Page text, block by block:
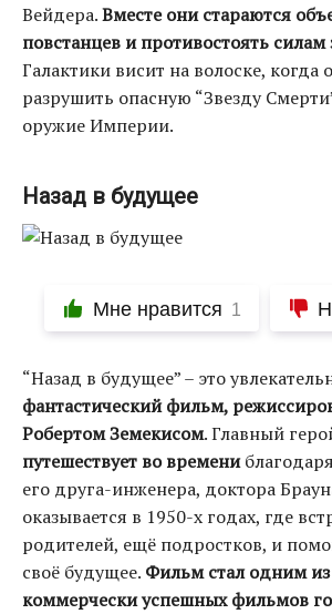
Вейдера.Вместе они стараются
повстанцев и противостоять силам
Галактики висит на волоске, когда
разрушить опасную “Звезду
оружие Империи.
Назад в будущее
Мне нравится 1
“Назад в будущее” – это
фантастический фильм,
Робертом Земекисом. Главный
путешествует во времени
его друга-инженера, доктора
оказывается в 1950-х годах, где
родителей, ещё подростков, и
своё будущее. Фильм стал одним
коммерчески успешных фильмов